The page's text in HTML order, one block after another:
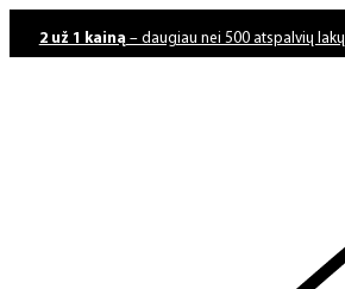
2 už 1 kainą – daugiau nei 500 atspalvių lakų